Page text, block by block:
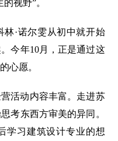
视野”。
·诺尔雯从初中就开始
今年10月，正是通过这
心愿。
活动内容丰富。走进苏
考东西方审美的异同。
学习建筑设计专业的想